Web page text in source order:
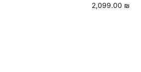
2,099.00 ₪